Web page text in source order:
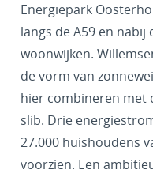
Energiepark
langs de A59 en nabij
woonwijken.
de vorm van
hier combineren met
slib. Drie
27.000 huishoudens
voorzien. Een